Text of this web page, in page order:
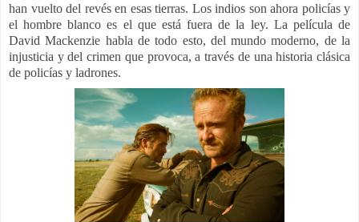
han vuelto del revés en esas tierras. Los indios son ahora policías y
el hombre blanco es el que está fuera de la ley. La película de
David Mackenzie habla de todo esto, del mundo moderno, de la
injusticia y del crimen que provoca, a través de una historia clásica
de policías y ladrones.